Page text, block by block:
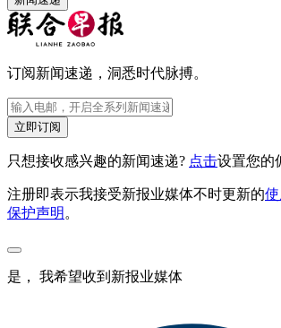
订阅新闻速递，洞悉时代脉搏。
立即订阅
只想接收感兴趣的新闻速递? 点击设置您的
注册即表示我接受新报业媒体不时更新的
保护声明 。
是， 我希望收到新报业媒体